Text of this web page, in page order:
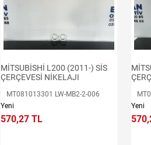
MİTSUBİSHİ L200 (2011-) SİS
ÇERÇEVESİ NİKELAJI
MT081013301 LW-MB2-2-006
Yeni
570,27 TL
Yeni